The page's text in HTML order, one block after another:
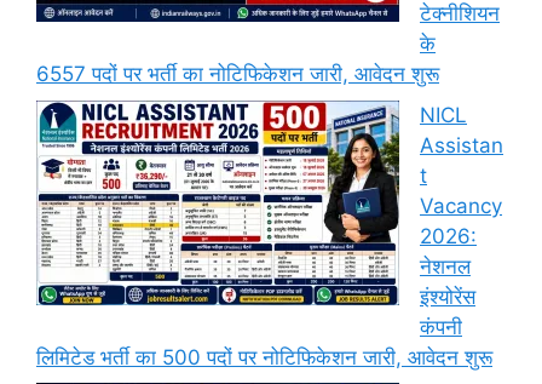
टेक्नीशियन
के
6557 पदों पर भर्ती का नोटिफिकेशन जारी, आवेदन शुरू
NICL
Assistan
t
Vacancy
2026:
नेशनल
इंश्योरेंस
कंपनी
लिमिटेड भर्ती का 500 पदों पर नोटिफिकेशन जारी, आवेदन शुरू